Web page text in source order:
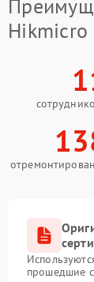
Hikmicro
прошедшие